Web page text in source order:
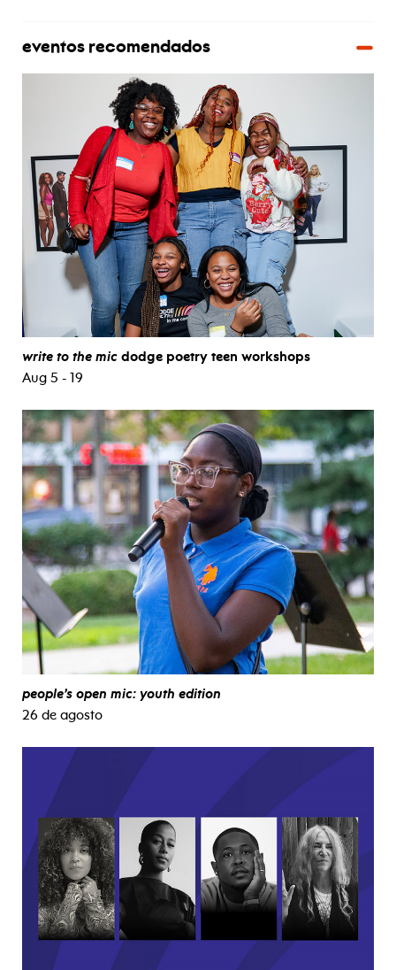
eventos recomendados
write to the mic dodge poetry teen workshops
Aug 5 - 19
people’s open mic: youth edition
26 de agosto